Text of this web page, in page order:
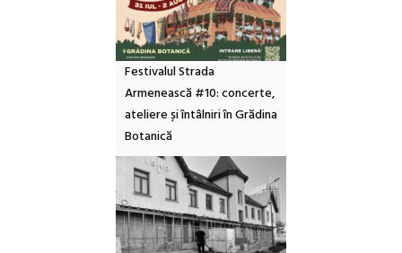
Festivalul Strada
Armenească #10: concerte,
ateliere și întâlniri în Grădina
Botanică